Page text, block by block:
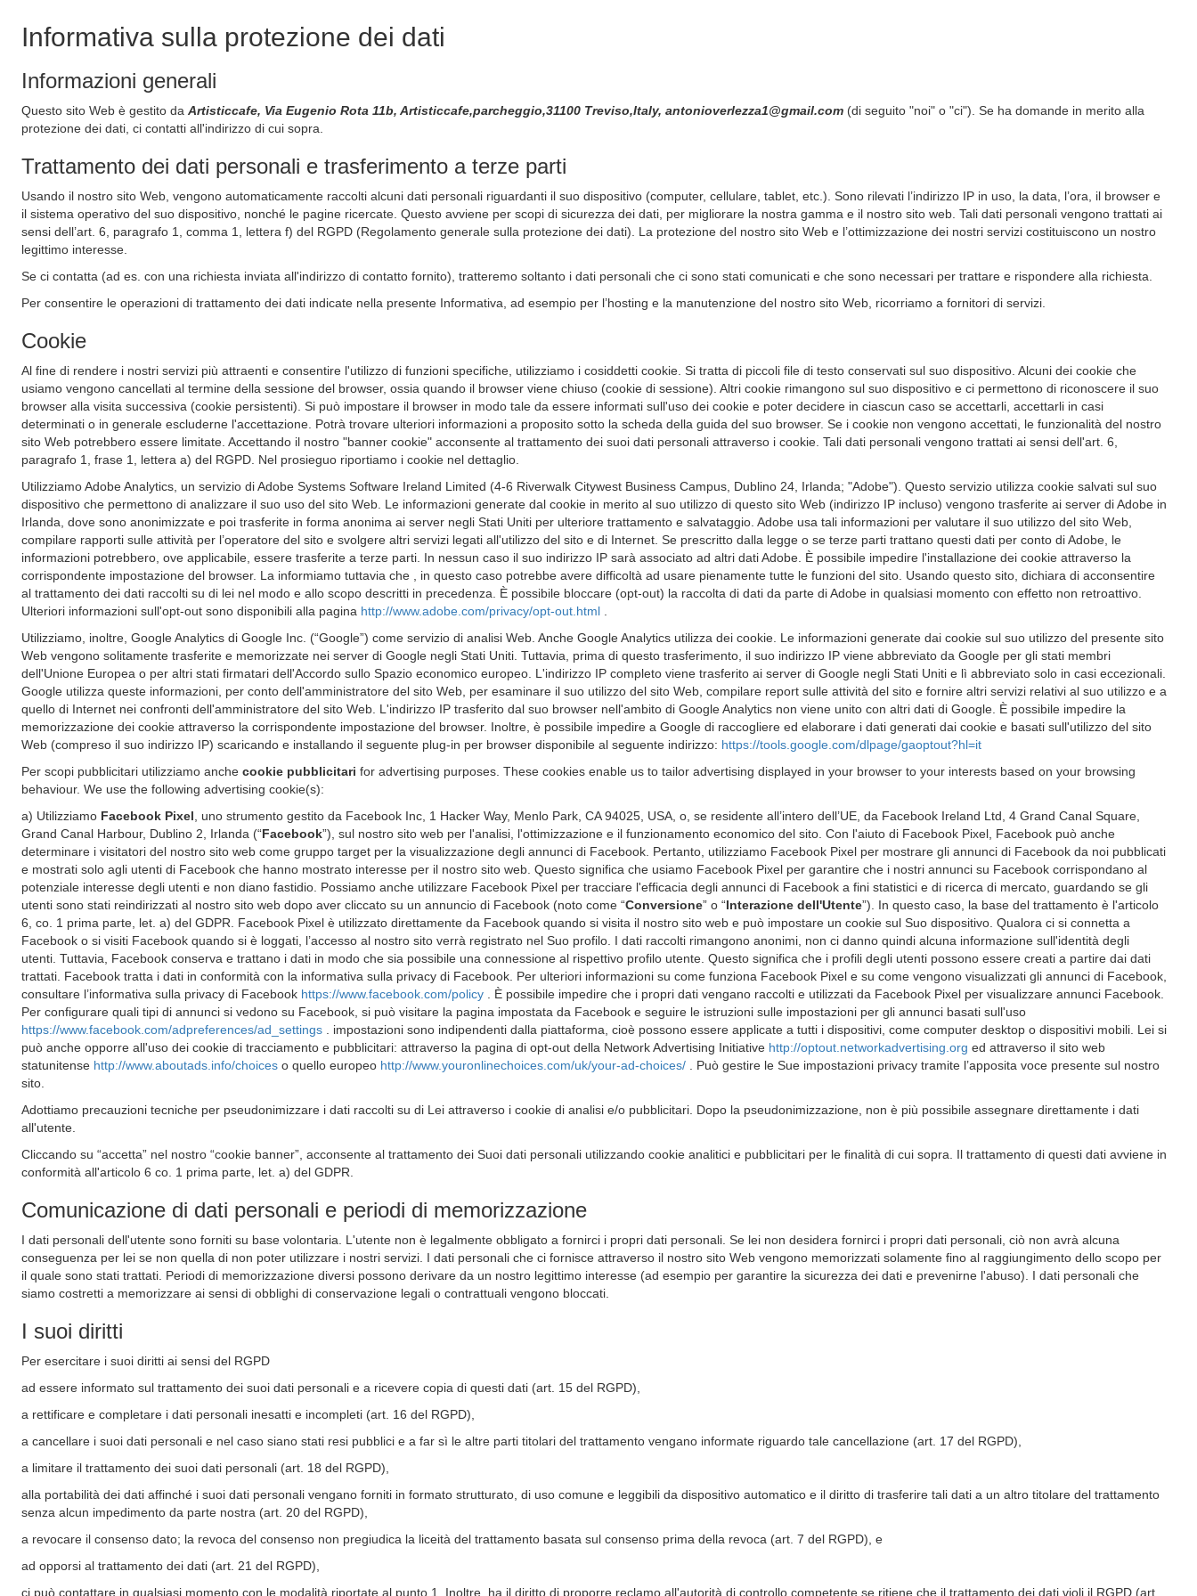
Informativa sulla protezione dei dati
Informazioni generali
Questo sito Web è gestito da Artisticcafe, Via Eugenio Rota 11b, Artisticcafe,parcheggio,31100 Treviso,Italy, antonioverlezza1@gmail.com (di seguito "noi" o "ci"). Se ha domande in merito alla
protezione dei dati, ci contatti all'indirizzo di cui sopra.
Trattamento dei dati personali e trasferimento a terze parti
Usando il nostro sito Web, vengono automaticamente raccolti alcuni dati personali riguardanti il suo dispositivo (computer, cellulare, tablet, etc.). Sono rilevati l’indirizzo IP in uso, la data, l’ora, il browser e
il sistema operativo del suo dispositivo, nonché le pagine ricercate. Questo avviene per scopi di sicurezza dei dati, per migliorare la nostra gamma e il nostro sito web. Tali dati personali vengono trattati ai
sensi dell’art. 6, paragrafo 1, comma 1, lettera f) del RGPD (Regolamento generale sulla protezione dei dati). La protezione del nostro sito Web e l’ottimizzazione dei nostri servizi costituiscono un nostro
legittimo interesse.
Se ci contatta (ad es. con una richiesta inviata all'indirizzo di contatto fornito), tratteremo soltanto i dati personali che ci sono stati comunicati e che sono necessari per trattare e rispondere alla richiesta.
Per consentire le operazioni di trattamento dei dati indicate nella presente Informativa, ad esempio per l’hosting e la manutenzione del nostro sito Web, ricorriamo a fornitori di servizi.
Cookie
Al fine di rendere i nostri servizi più attraenti e consentire l'utilizzo di funzioni specifiche, utilizziamo i cosiddetti cookie. Si tratta di piccoli file di testo conservati sul suo dispositivo. Alcuni dei cookie che
usiamo vengono cancellati al termine della sessione del browser, ossia quando il browser viene chiuso (cookie di sessione). Altri cookie rimangono sul suo dispositivo e ci permettono di riconoscere il suo
browser alla visita successiva (cookie persistenti). Si può impostare il browser in modo tale da essere informati sull'uso dei cookie e poter decidere in ciascun caso se accettarli, accettarli in casi
determinati o in generale escluderne l'accettazione. Potrà trovare ulteriori informazioni a proposito sotto la scheda della guida del suo browser. Se i cookie non vengono accettati, le funzionalità del nostro
sito Web potrebbero essere limitate. Accettando il nostro "banner cookie" acconsente al trattamento dei suoi dati personali attraverso i cookie. Tali dati personali vengono trattati ai sensi dell'art. 6,
paragrafo 1, frase 1, lettera a) del RGPD. Nel prosieguo riportiamo i cookie nel dettaglio.
Utilizziamo Adobe Analytics, un servizio di Adobe Systems Software Ireland Limited (4-6 Riverwalk Citywest Business Campus, Dublino 24, Irlanda; "Adobe"). Questo servizio utilizza cookie salvati sul suo
dispositivo che permettono di analizzare il suo uso del sito Web. Le informazioni generate dal cookie in merito al suo utilizzo di questo sito Web (indirizzo IP incluso) vengono trasferite ai server di Adobe in
Irlanda, dove sono anonimizzate e poi trasferite in forma anonima ai server negli Stati Uniti per ulteriore trattamento e salvataggio. Adobe usa tali informazioni per valutare il suo utilizzo del sito Web,
compilare rapporti sulle attività per l’operatore del sito e svolgere altri servizi legati all'utilizzo del sito e di Internet. Se prescritto dalla legge o se terze parti trattano questi dati per conto di Adobe, le
informazioni potrebbero, ove applicabile, essere trasferite a terze parti. In nessun caso il suo indirizzo IP sarà associato ad altri dati Adobe. È possibile impedire l'installazione dei cookie attraverso la
corrispondente impostazione del browser. La informiamo tuttavia che , in questo caso potrebbe avere difficoltà ad usare pienamente tutte le funzioni del sito. Usando questo sito, dichiara di acconsentire
al trattamento dei dati raccolti su di lei nel modo e allo scopo descritti in precedenza. È possibile bloccare (opt-out) la raccolta di dati da parte di Adobe in qualsiasi momento con effetto non retroattivo.
Ulteriori informazioni sull'opt-out sono disponibili alla pagina http://www.adobe.com/privacy/opt-out.html
Utilizziamo, inoltre, Google Analytics di Google Inc. (“Google”) come servizio di analisi Web. Anche Google Analytics utilizza dei cookie. Le informazioni generate dai cookie sul suo utilizzo del presente sito
Web vengono solitamente trasferite e memorizzate nei server di Google negli Stati Uniti. Tuttavia, prima di questo trasferimento, il suo indirizzo IP viene abbreviato da Google per gli stati membri
dell'Unione Europea o per altri stati firmatari dell'Accordo sullo Spazio economico europeo. L'indirizzo IP completo viene trasferito ai server di Google negli Stati Uniti e lì abbreviato solo in casi eccezionali.
Google utilizza queste informazioni, per conto dell'amministratore del sito Web, per esaminare il suo utilizzo del sito Web, compilare report sulle attività del sito e fornire altri servizi relativi al suo utilizzo e a
quello di Internet nei confronti dell'amministratore del sito Web. L'indirizzo IP trasferito dal suo browser nell'ambito di Google Analytics non viene unito con altri dati di Google. È possibile impedire la
memorizzazione dei cookie attraverso la corrispondente impostazione del browser. Inoltre, è possibile impedire a Google di raccogliere ed elaborare i dati generati dai cookie e basati sull'utilizzo del sito
Web (compreso il suo indirizzo IP) scaricando e installando il seguente plug-in per browser disponibile al seguente indirizzo: https://tools.google.com/dlpage/gaoptout?hl=it
Per scopi pubblicitari utilizziamo anche cookie pubblicitari for advertising purposes. These cookies enable us to tailor advertising displayed in your browser to your interests based on your browsing
behaviour. We use the following advertising cookie(s):
a) Utilizziamo Facebook Pixel , uno strumento gestito da Facebook Inc, 1 Hacker Way, Menlo Park, CA 94025, USA, o, se residente all’intero dell’UE, da Facebook Ireland Ltd, 4 Grand Canal Square,
Grand Canal Harbour, Dublino 2, Irlanda (“Facebook”), sul nostro sito web per l'analisi, l'ottimizzazione e il funzionamento economico del sito. Con l'aiuto di Facebook Pixel, Facebook può anche
determinare i visitatori del nostro sito web come gruppo target per la visualizzazione degli annunci di Facebook. Pertanto, utilizziamo Facebook Pixel per mostrare gli annunci di Facebook da noi pubblicati
e mostrati solo agli utenti di Facebook che hanno mostrato interesse per il nostro sito web. Questo significa che usiamo Facebook Pixel per garantire che i nostri annunci su Facebook corrispondano al
potenziale interesse degli utenti e non diano fastidio. Possiamo anche utilizzare Facebook Pixel per tracciare l'efficacia degli annunci di Facebook a fini statistici e di ricerca di mercato, guardando se gli
utenti sono stati reindirizzati al nostro sito web dopo aver cliccato su un annuncio di Facebook (noto come “Conversione” o “Interazione dell'Utente”). In questo caso, la base del trattamento è l'articolo
6, co. 1 prima parte, let. a) del GDPR. Facebook Pixel è utilizzato direttamente da Facebook quando si visita il nostro sito web e può impostare un cookie sul Suo dispositivo. Qualora ci si connetta a
Facebook o si visiti Facebook quando si è loggati, l’accesso al nostro sito verrà registrato nel Suo profilo. I dati raccolti rimangono anonimi, non ci danno quindi alcuna informazione sull'identità degli
utenti. Tuttavia, Facebook conserva e trattano i dati in modo che sia possibile una connessione al rispettivo profilo utente. Questo significa che i profili degli utenti possono essere creati a partire dai dati
trattati. Facebook tratta i dati in conformità con la informativa sulla privacy di Facebook. Per ulteriori informazioni su come funziona Facebook Pixel e su come vengono visualizzati gli annunci di Facebook,
consultare l’informativa sulla privacy di Facebook https://www.facebook.com/policy
. È possibile impedire che i propri dati vengano raccolti e utilizzati da Facebook Pixel per visualizzare annunci Facebook.
Per configurare quali tipi di annunci si vedono su Facebook, si può visitare la pagina impostata da Facebook e seguire le istruzioni sulle impostazioni per gli annunci basati sull'uso
https://www.facebook.com/adpreferences/ad_settings
. impostazioni sono indipendenti dalla piattaforma, cioè possono essere applicate a tutti i dispositivi, come computer desktop o dispositivi mobili. Lei si
può anche opporre all'uso dei cookie di tracciamento e pubblicitari: attraverso la pagina di opt-out della Network Advertising Initiative http://optout.networkadvertising.org ed attraverso il sito web
statunitense http://www.aboutads.info/choices o quello europeo http://www.youronlinechoices.com/uk/your-ad-choices/
. Può gestire le Sue impostazioni privacy tramite l’apposita voce presente sul nostro
sito.
Adottiamo precauzioni tecniche per pseudonimizzare i dati raccolti su di Lei attraverso i cookie di analisi e/o pubblicitari. Dopo la pseudonimizzazione, non è più possibile assegnare direttamente i dati
all'utente.
Cliccando su “accetta” nel nostro “cookie banner”, acconsente al trattamento dei Suoi dati personali utilizzando cookie analitici e pubblicitari per le finalità di cui sopra. Il trattamento di questi dati avviene in
conformità all'articolo 6 co. 1 prima parte, let. a) del GDPR.
Comunicazione di dati personali e periodi di memorizzazione
I dati personali dell'utente sono forniti su base volontaria. L'utente non è legalmente obbligato a fornirci i propri dati personali. Se lei non desidera fornirci i propri dati personali, ciò non avrà alcuna
conseguenza per lei se non quella di non poter utilizzare i nostri servizi. I dati personali che ci fornisce attraverso il nostro sito Web vengono memorizzati solamente fino al raggiungimento dello scopo per
il quale sono stati trattati. Periodi di memorizzazione diversi possono derivare da un nostro legittimo interesse (ad esempio per garantire la sicurezza dei dati e prevenirne l'abuso). I dati personali che
siamo costretti a memorizzare ai sensi di obblighi di conservazione legali o contrattuali vengono bloccati.
I suoi diritti
Per esercitare i suoi diritti ai sensi del RGPD
ad essere informato sul trattamento dei suoi dati personali e a ricevere copia di questi dati (art. 15 del RGPD),
a rettificare e completare i dati personali inesatti e incompleti (art. 16 del RGPD),
a cancellare i suoi dati personali e nel caso siano stati resi pubblici e a far sì le altre parti titolari del trattamento vengano informate riguardo tale cancellazione (art. 17 del RGPD),
a limitare il trattamento dei suoi dati personali (art. 18 del RGPD),
alla portabilità dei dati affinché i suoi dati personali vengano forniti in formato strutturato, di uso comune e leggibili da dispositivo automatico e il diritto di trasferire tali dati a un altro titolare del trattamento
senza alcun impedimento da parte nostra (art. 20 del RGPD),
a revocare il consenso dato; la revoca del consenso non pregiudica la liceità del trattamento basata sul consenso prima della revoca (art. 7 del RGPD), e
ad opporsi al trattamento dei dati (art. 21 del RGPD),
ci può contattare in qualsiasi momento con le modalità riportate al punto 1. Inoltre, ha il diritto di proporre reclamo all'autorità di controllo competente se ritiene che il trattamento dei dati violi il RGPD (art.